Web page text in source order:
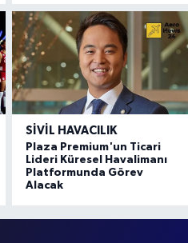
SIVIL HAVACILIK
Plaza Premium'un Ticari
Lideri Küresel Havalimanı
Platformunda Görev
Alacak